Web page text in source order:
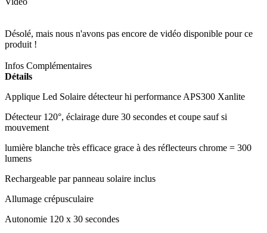
Désolé, mais nous n'avons pas encore de vidéo disponible pour ce
produit !
Infos Complémentaires
Détails
Applique Led Solaire détecteur hi performance APS300 Xanlite
Détecteur 120°, éclairage dure 30 secondes et coupe sauf si
mouvement
lumière blanche très efficace grace à des réflecteurs chrome = 300
lumens
Rechargeable par panneau solaire inclus
Allumage crépusculaire
Autonomie 120 x 30 secondes